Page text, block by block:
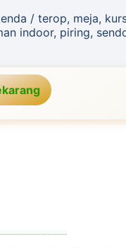
/ terop, meja,
indoor, piring,